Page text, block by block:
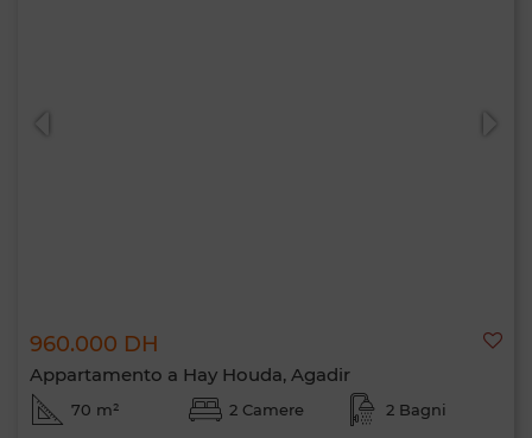
960.000 DH
Appartamento a Hay Houda, Agadir
70 m² 2 Camere 2 Bagni